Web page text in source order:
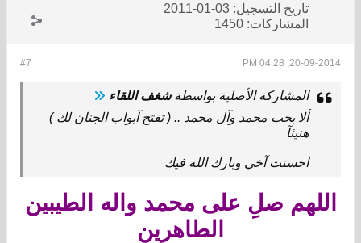
تاريخ التسجيل: 03-01-2011
المشاركات: 1450
#7 20-09-2014, 04:28 PM
المشاركة الأصلية بواسطةشغف اللقاء
ألا بحب محمد وآل محمد .. ( تفتح آبواب الجنان لك )
هنيئآ
احسنت آخي وبارك الله فيك
اللهم صلِ على محمد واله الطيبين
الطاهرين